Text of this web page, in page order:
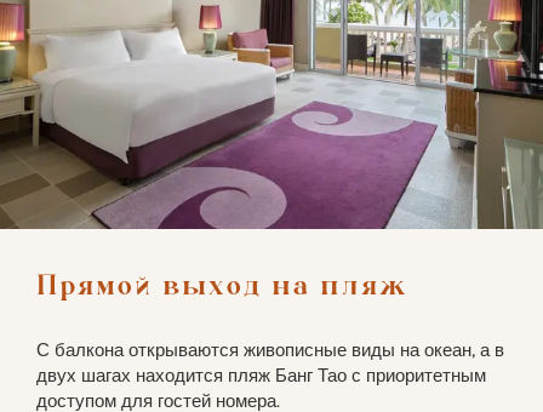
Прямой выход на пляж
С балкона открываются живописные виды на океан, а в
двух шагах находится пляж Банг Тао с приоритетным
доступом для гостей номера.